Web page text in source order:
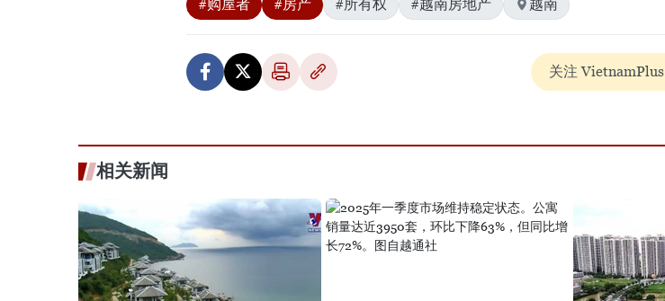
#购屋者 #房产 #所有权 #越南房地产 越南
关注 VietnamPlus
相关新闻